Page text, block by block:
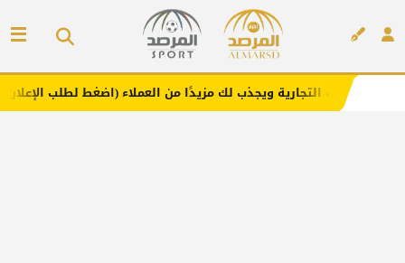
ويجذب لك مزيدًا من العملاء (اضغط لطلب الإعلان)